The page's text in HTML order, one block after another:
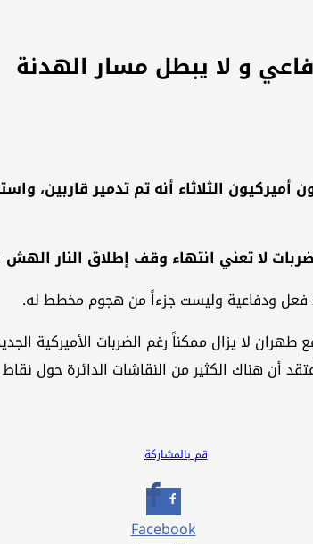
و لا يبطل مسار الهدنة
الثلاثاء أنه تم تدمير
لا تعني انتهاء وقف إطلاق النار
فعل ودفاعية وليست جزءاً من هجوم مخطط له.
لا يزال ممكناً رغم الضربات الأميركية
أن هناك الكثير من النقاشات الدائرة حول
قم بالمشاركة
Facebook